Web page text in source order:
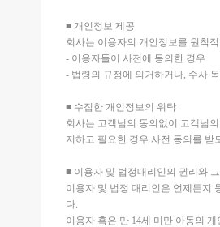
■ 개인정보 제공
회사는 이용자의 개인정보를 원칙
- 이용자들이 사전에 동의한 경우
- 법령의 규정에 의거하거나, 수사
■ 수집한 개인정보의 위탁
회사는 고객님의 동의없이 고객님
지하고 필요한 경우 사전 동의를 받
■ 이용자 및 법정대리인의 권리와
이용자 및 법정 대리인은 언제든지
다.
이용자 혹은 만 14세 미만 아동의